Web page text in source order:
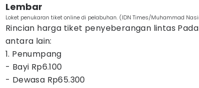
Lembar
Loket penukaran tiket online di pelabuhan. (IDN Times/Muhammad
Rincian harga tiket penyeberangan lintas
antara lain:
1. Penumpang
- Bayi Rp6.100
- Dewasa Rp65.300